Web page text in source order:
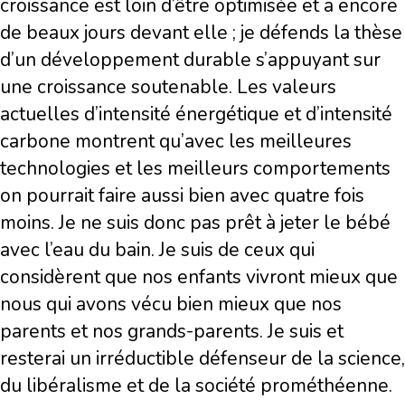
croissance est loin d’être optimisée et a encore
de beaux jours devant elle ; je défends la thèse
d’un développement durable s’appuyant sur
une croissance soutenable. Les valeurs
actuelles d’intensité énergétique et d’intensité
carbone montrent qu’avec les meilleures
technologies et les meilleurs comportements
on pourrait faire aussi bien avec quatre fois
moins. Je ne suis donc pas prêt à jeter le bébé
avec l’eau du bain. Je suis de ceux qui
considèrent que nos enfants vivront mieux que
nous qui avons vécu bien mieux que nos
parents et nos grands-parents. Je suis et
resterai un irréductible défenseur de la science,
du libéralisme et de la société prométhéenne.